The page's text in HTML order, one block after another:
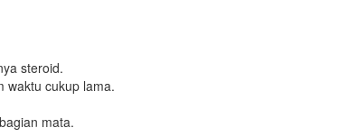
steroid.
waktu cukup lama.
mata.